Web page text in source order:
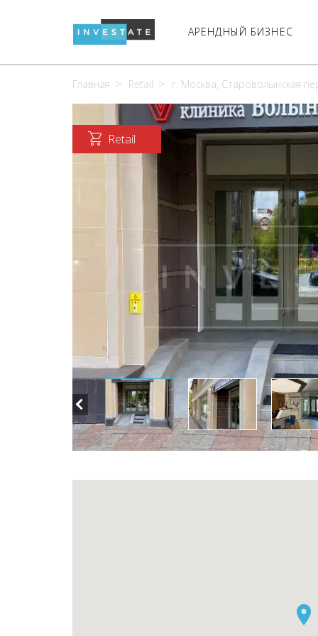
АРЕНДНЫЙ БИЗНЕС
Главная Retail г. Москва, Староволынская
Retail